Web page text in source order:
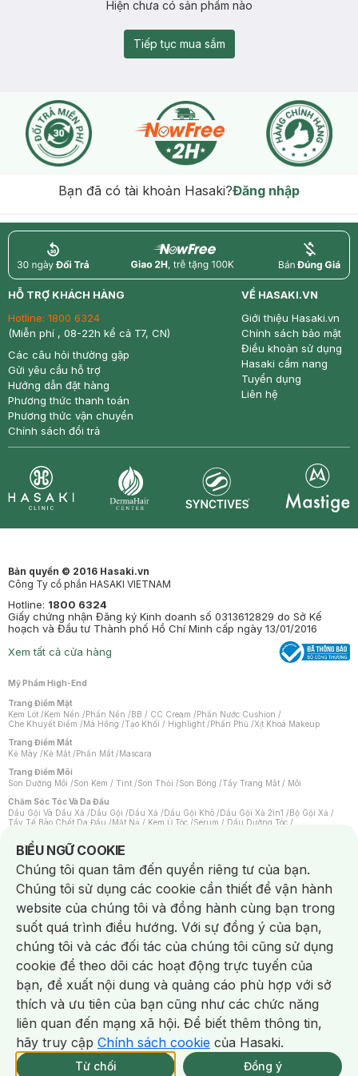
Hiện chưa có sản phẩm nào
Tiếp tục mua sắm
Giao Nhanh Miễn Phí 2H.
tại 337 Chi Nhánh (Trễ tặng 100K)
Bạn đã có tài khoản Hasaki?Đăng nhập
return nowfree price
HỖ TRỢ KHÁCH HÀNG
Hotline: 1800 6324
(Miễn phí , 08-22h kể cả T7, CN)
Các câu hỏi thường gặp
Gửi yêu cầu hỗ trợ
Hướng dẫn đặt hàng
Phương thức thanh toán
Phương thức vận chuyển
Chính sách đổi trả
VỀ HASAKI.VN
Giới thiệu Hasaki.vn
Chính sách bảo mật
Điều khoản sử dụng
Hasaki cẩm nang
Tuyển dụng
Liên hệ
Bản quyền © 2016 Hasaki.vn
Công Ty cổ phần HASAKI VIETNAM
Hotline: 1800 6324
Giấy chứng nhận Đăng ký Kinh doanh số 0313612829 do Sở Kế
hoạch và Đầu tư Thành phố Hồ Chí Minh cấp ngày 13/01/2016
Xem tất cả cửa hàng
Mỹ Phẩm High-End
Trang Điểm Mặt
Kem Lót /Kem Nền /Phấn Nền /BB / CC Cream /Phấn Nước Cushion /
Che Khuyết Điểm /Má Hồng /Tạo Khối / Highlight /Phấn Phủ /Xịt Khoá Makeup
Trang Điểm Mắt
Kẻ Mày /Kẻ Mắt /Phấn Mắt /Mascara
Trang Điểm Môi
Son Dưỡng Môi /Son Kem / Tint /Son Thỏi /Son Bóng /Tẩy Trang Mắt / Môi
Chăm Sóc Tóc Và Da Đầu
Dầu Gội Và Dầu Xả /Dầu Gội /Dầu Xả /Dầu Gội Khô /Dầu Gội Xả 2in1 /Bộ Gội Xả /
Tẩy Tế Bào Chết Da Đầu /Mặt Nạ / Kem Ủ Tóc /Serum / Dầu Dưỡng Tóc /
Máy Sấy Tóc
Lược
Kem Tẩy Lông/Dụng Cụ Tẩy Lông
Nước Hoa
Nước Hoa Nam Nước Hoa Cao Cấp Xịt Thơm Toàn Thân
Nước Hoa Vùng Kín
Chăm Sóc Cá Nhân
Chống Muỗi
Khẩu Trang Máy Massage Mặt Nạ Xông Hơi/Nước Rửa Tay
Sản Phẩm Chăm Sóc Khác/ Bàn Chải Đánh Răng /Bàn Chải Điện/
Hỗ Trợ Trắng Răng / Kem Đánh Răng Máy Tăm Nước Nước Súc Miệng
Tăm / Chỉ Nha Khoa /Xịt Thơm Miệng / Dung Dịch Vệ Sinh/Dưỡng Vùng Kín/
Khăn Ướt Vệ Sinh Vùng Kín
/Băng Vệ Sinh Tampon Bọt Cạo Râu Dao Cạo Râu/
Máy Cạo Râu
Vấn Đề Về Da
Da Dầu / Lỗ Chân Lông To
Da Khô / Mất Nước /Da Lão Hóa / Da Mụn/
Da Nhạy Cảm / Kích Ứng/Da Xỉn Màu/Thâm / Nám / Tàn Nhang/
Quầng Thâm & Bọng Mắt/ Sẹo
Viêm Da Cơ Địa
Dụng Cụ / Phụ Kiện Chăm Sóc Da
/Khăn Lau Mặt Khô Dụng Cụ / Máy Rửa Mặt/Máy Chăm Sóc Da
BIỂU NGỮ COOKIE
Notice about cookies usage
Chúng tôi quan tâm đến quyền riêng tư của bạn.
Chúng tôi sử dụng các cookie cần thiết để vận hành
website của chúng tôi và đồng hành cùng bạn trong
suốt quá trình điều hướng. Với sự đồng ý của bạn,
chúng tôi và các đối tác của chúng tôi cũng sử dụng
cookie để theo dõi các hoạt động trực tuyến của
bạn, đề xuất nội dung và quảng cáo phù hợp với sở
thích và ưu tiên của bạn cũng như các chức năng
liên quan đến mạng xã hội. Để biết thêm thông tin,
hãy truy cập Chính sách cookie của Hasaki.
Từ chối Đồng ý